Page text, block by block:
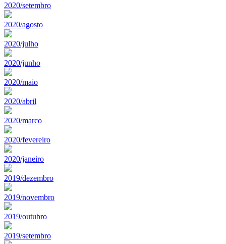
2020/setembro
2020/agosto
2020/julho
2020/junho
2020/maio
2020/abril
2020/marco
2020/fevereiro
2020/janeiro
2019/dezembro
2019/novembro
2019/outubro
2019/setembro